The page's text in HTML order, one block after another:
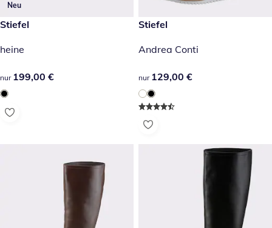
Neu
199,00 €
Stiefel
heine
199,00 €
nur 199,00 €
129,00 €
Stiefel
Andrea Conti
129,00 €
nur 129,00 €